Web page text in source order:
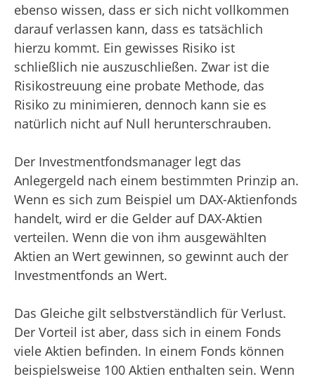
ebenso wissen, dass er sich nicht vollkommen
darauf verlassen kann, dass es tatsächlich
hierzu kommt. Ein gewisses Risiko ist
schließlich nie auszuschließen. Zwar ist die
Risikostreuung eine probate Methode, das
Risiko zu minimieren, dennoch kann sie es
natürlich nicht auf Null herunterschrauben.
Der Investmentfondsmanager legt das
Anlegergeld nach einem bestimmten Prinzip an.
Wenn es sich zum Beispiel um DAX-Aktienfonds
handelt, wird er die Gelder auf DAX-Aktien
verteilen. Wenn die von ihm ausgewählten
Aktien an Wert gewinnen, so gewinnt auch der
Investmentfonds an Wert.
Das Gleiche gilt selbstverständlich für Verlust.
Der Vorteil ist aber, dass sich in einem Fonds
viele Aktien befinden. In einem Fonds können
beispielsweise 100 Aktien enthalten sein. Wenn